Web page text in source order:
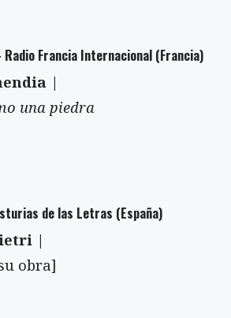
Francia Internacional (Francia)
|
una piedra
de las Letras (España)
|
obra]